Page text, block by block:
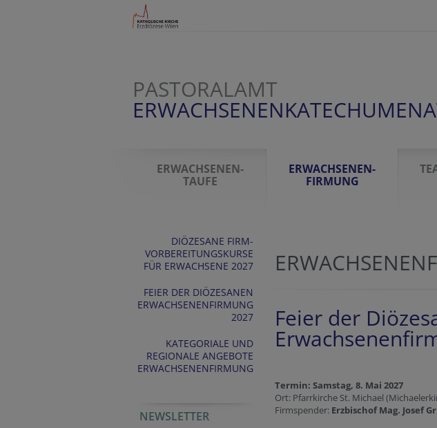
PASTORALAMT
ERWACHSENEN-
TAUFE
ERWACHSENEN-
FIRMUNG
DIÖZESANE FIRM-
VORBEREITUNGSKURSE
FÜR ERWACHSENE 2027
FEIER DER DIÖZESANEN
ERWACHSENENFIRMUNG
2027
KATEGORIALE UND
REGIONALE ANGEBOTE
ERWACHSENENFIRMUNG
NEWSLETTER
Feier der
Termin: Samstag, 8. Mai 2027
Ort: Pfarrkirche St. Michael
Firmspender: Erzbischof Mag. Josef